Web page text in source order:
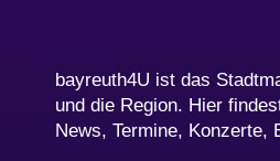
bayreuth4U ist das
und die Region. Hier
News, Termine, Konzerte,